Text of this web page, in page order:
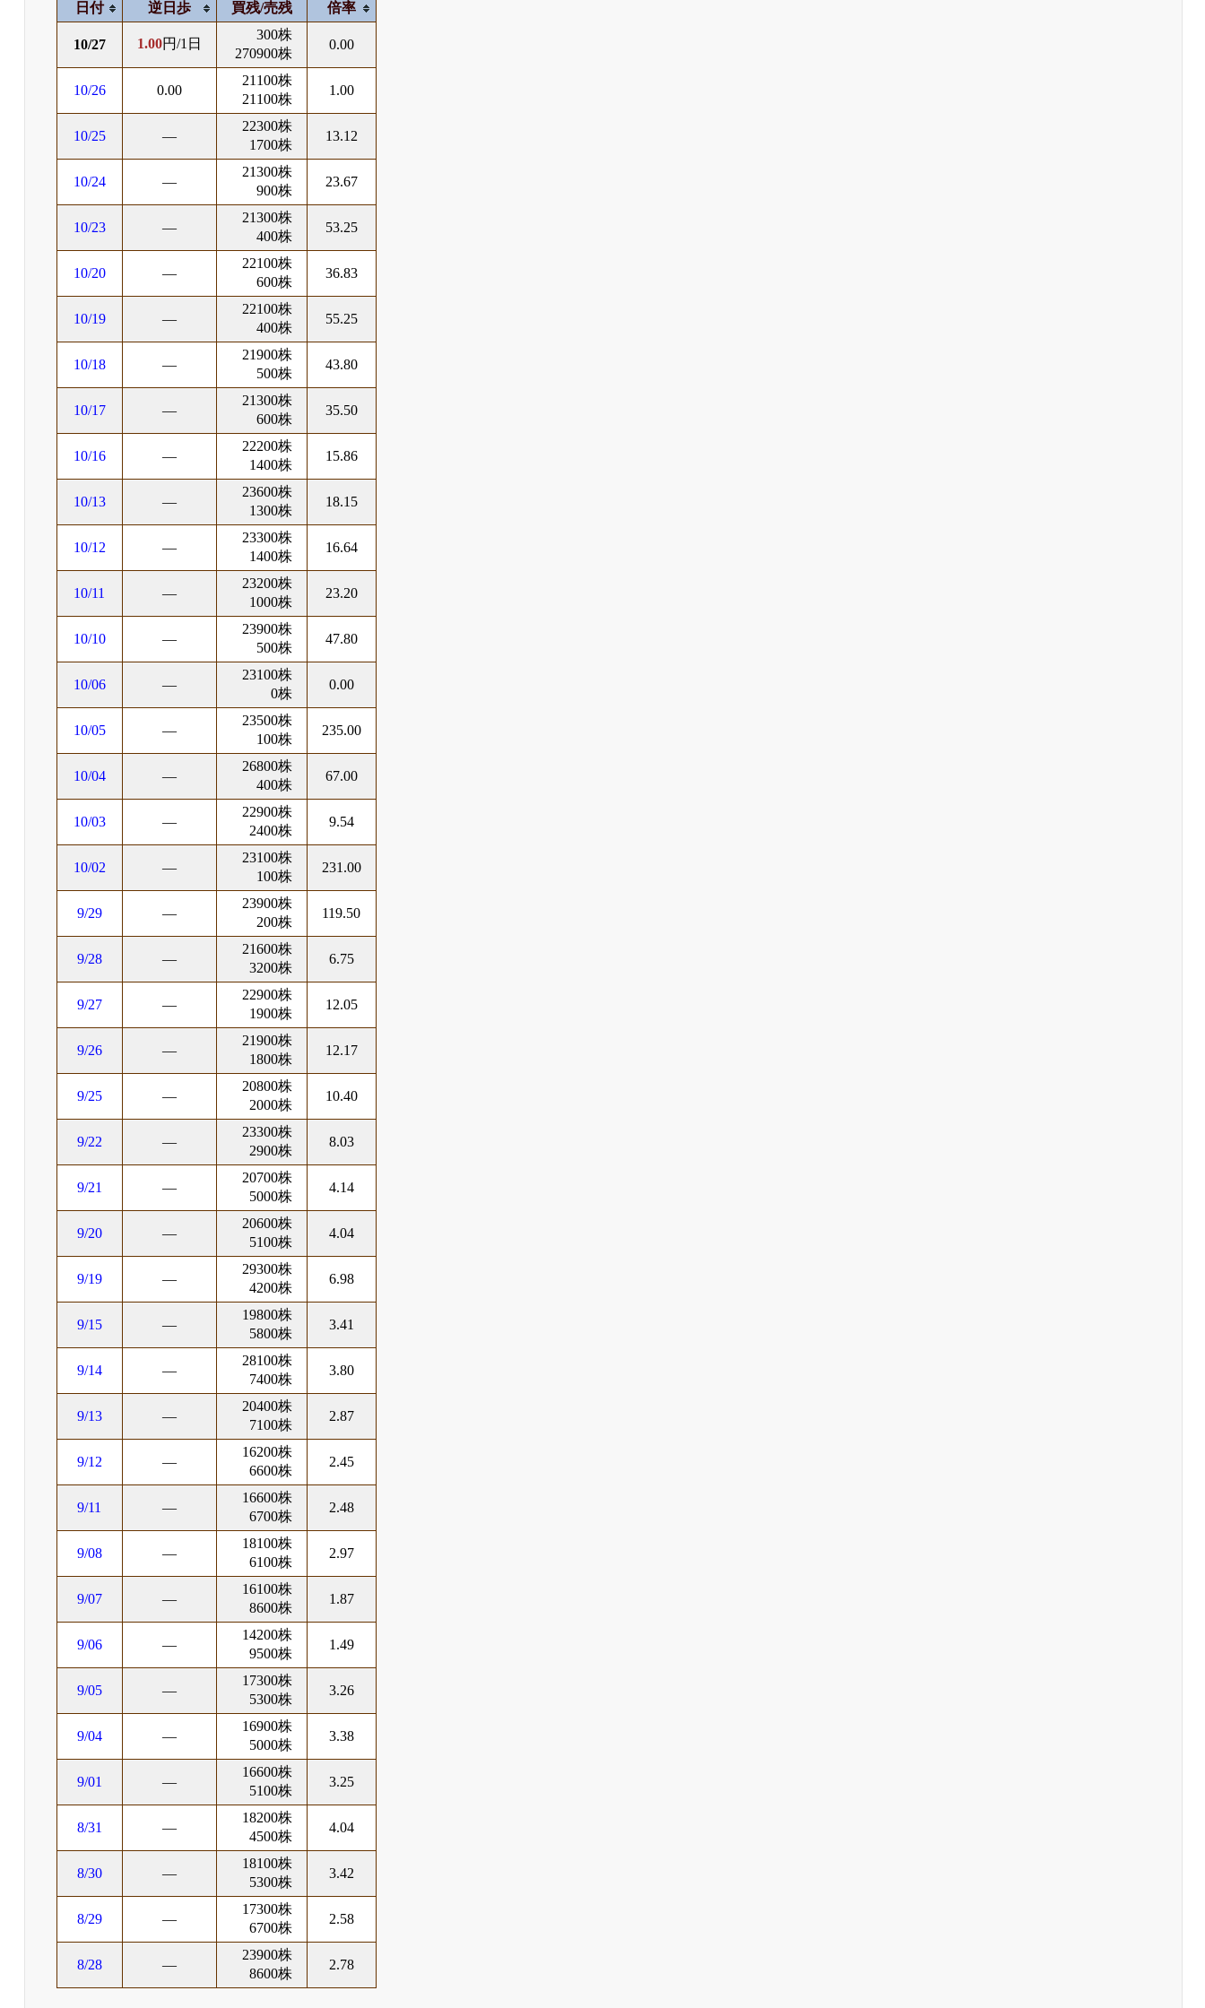
日付 逆日歩 買残/売残 倍率
10/27 1.00円/1日
300株
270900株
0.00
10/26 0.00
21100株
21100株
1.00
10/25 ―
22300株
1700株
13.12
10/24 ―
21300株
900株
23.67
10/23 ―
21300株
400株
53.25
10/20 ―
22100株
600株
36.83
10/19 ―
22100株
400株
55.25
10/18 ―
21900株
500株
43.80
10/17 ―
21300株
600株
35.50
10/16 ―
22200株
1400株
15.86
10/13 ―
23600株
1300株
18.15
10/12 ―
23300株
1400株
16.64
10/11 ―
23200株
1000株
23.20
10/10 ―
23900株
500株
47.80
10/06 ―
23100株
0株
0.00
10/05 ―
23500株
100株
235.00
10/04 ―
26800株
400株
67.00
10/03 ―
22900株
2400株
9.54
10/02 ―
23100株
100株
231.00
9/29 ―
23900株
200株
119.50
9/28 ―
21600株
3200株
6.75
9/27 ―
22900株
1900株
12.05
9/26 ―
21900株
1800株
12.17
9/25 ―
20800株
2000株
10.40
9/22 ―
23300株
2900株
8.03
9/21 ―
20700株
5000株
4.14
9/20 ―
20600株
5100株
4.04
9/19 ―
29300株
4200株
6.98
9/15 ―
19800株
5800株
3.41
9/14 ―
28100株
7400株
3.80
9/13 ―
20400株
7100株
2.87
9/12 ―
16200株
6600株
2.45
9/11 ―
16600株
6700株
2.48
9/08 ―
18100株
6100株
2.97
9/07 ―
16100株
8600株
1.87
9/06 ―
14200株
9500株
1.49
9/05 ―
17300株
5300株
3.26
9/04 ―
16900株
5000株
3.38
9/01 ―
16600株
5100株
3.25
8/31 ―
18200株
4500株
4.04
8/30 ―
18100株
5300株
3.42
8/29 ―
17300株
6700株
2.58
8/28 ―
23900株
8600株
2.78